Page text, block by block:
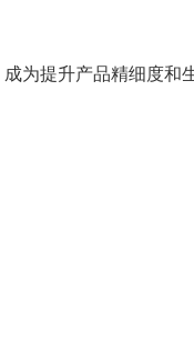
为提升产品精细度和